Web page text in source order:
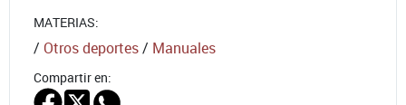
MATERIAS:
/ Otros deportes/ Manuales
Compartir en: